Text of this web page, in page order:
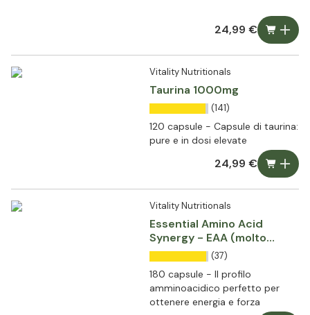
24,99 €
Vitality Nutritionals
Taurina 1000mg
(141)
120 capsule - Capsule di taurina:
pure e in dosi elevate
24,99 €
Vitality Nutritionals
Essential Amino Acid
Synergy - EAA (molto
dosato)
(37)
180 capsule - Il profilo
amminoacidico perfetto per
ottenere energia e forza